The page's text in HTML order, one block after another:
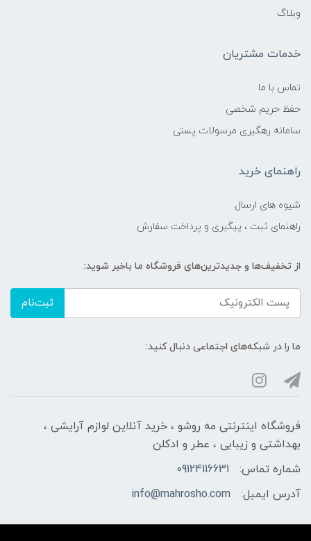
وبلاگ
خدمات مشتریان
تماس با ما
حفظ حریم شخصی
سامانه رهگیری مرسولات پستی
راهنمای خرید
شیوه های ارسال
راهنمای ثبت ، پیگیری و پرداخت سفارش
از تخفیف‌ها و جدیدترین‌های فروشگاه ما باخبر شوید:
ثبت‌نام
ما را در شبکه‌های اجتماعی دنبال کنید:
فروشگاه اینترنتی مه‌ رو‌شو ، خرید آنلاین لوازم آرایشی ،
بهداشتی و زیبایی ، عطر و ادکلن
شماره تماس:
09124116631
آدرس ایمیل:
info@mahrosho.com